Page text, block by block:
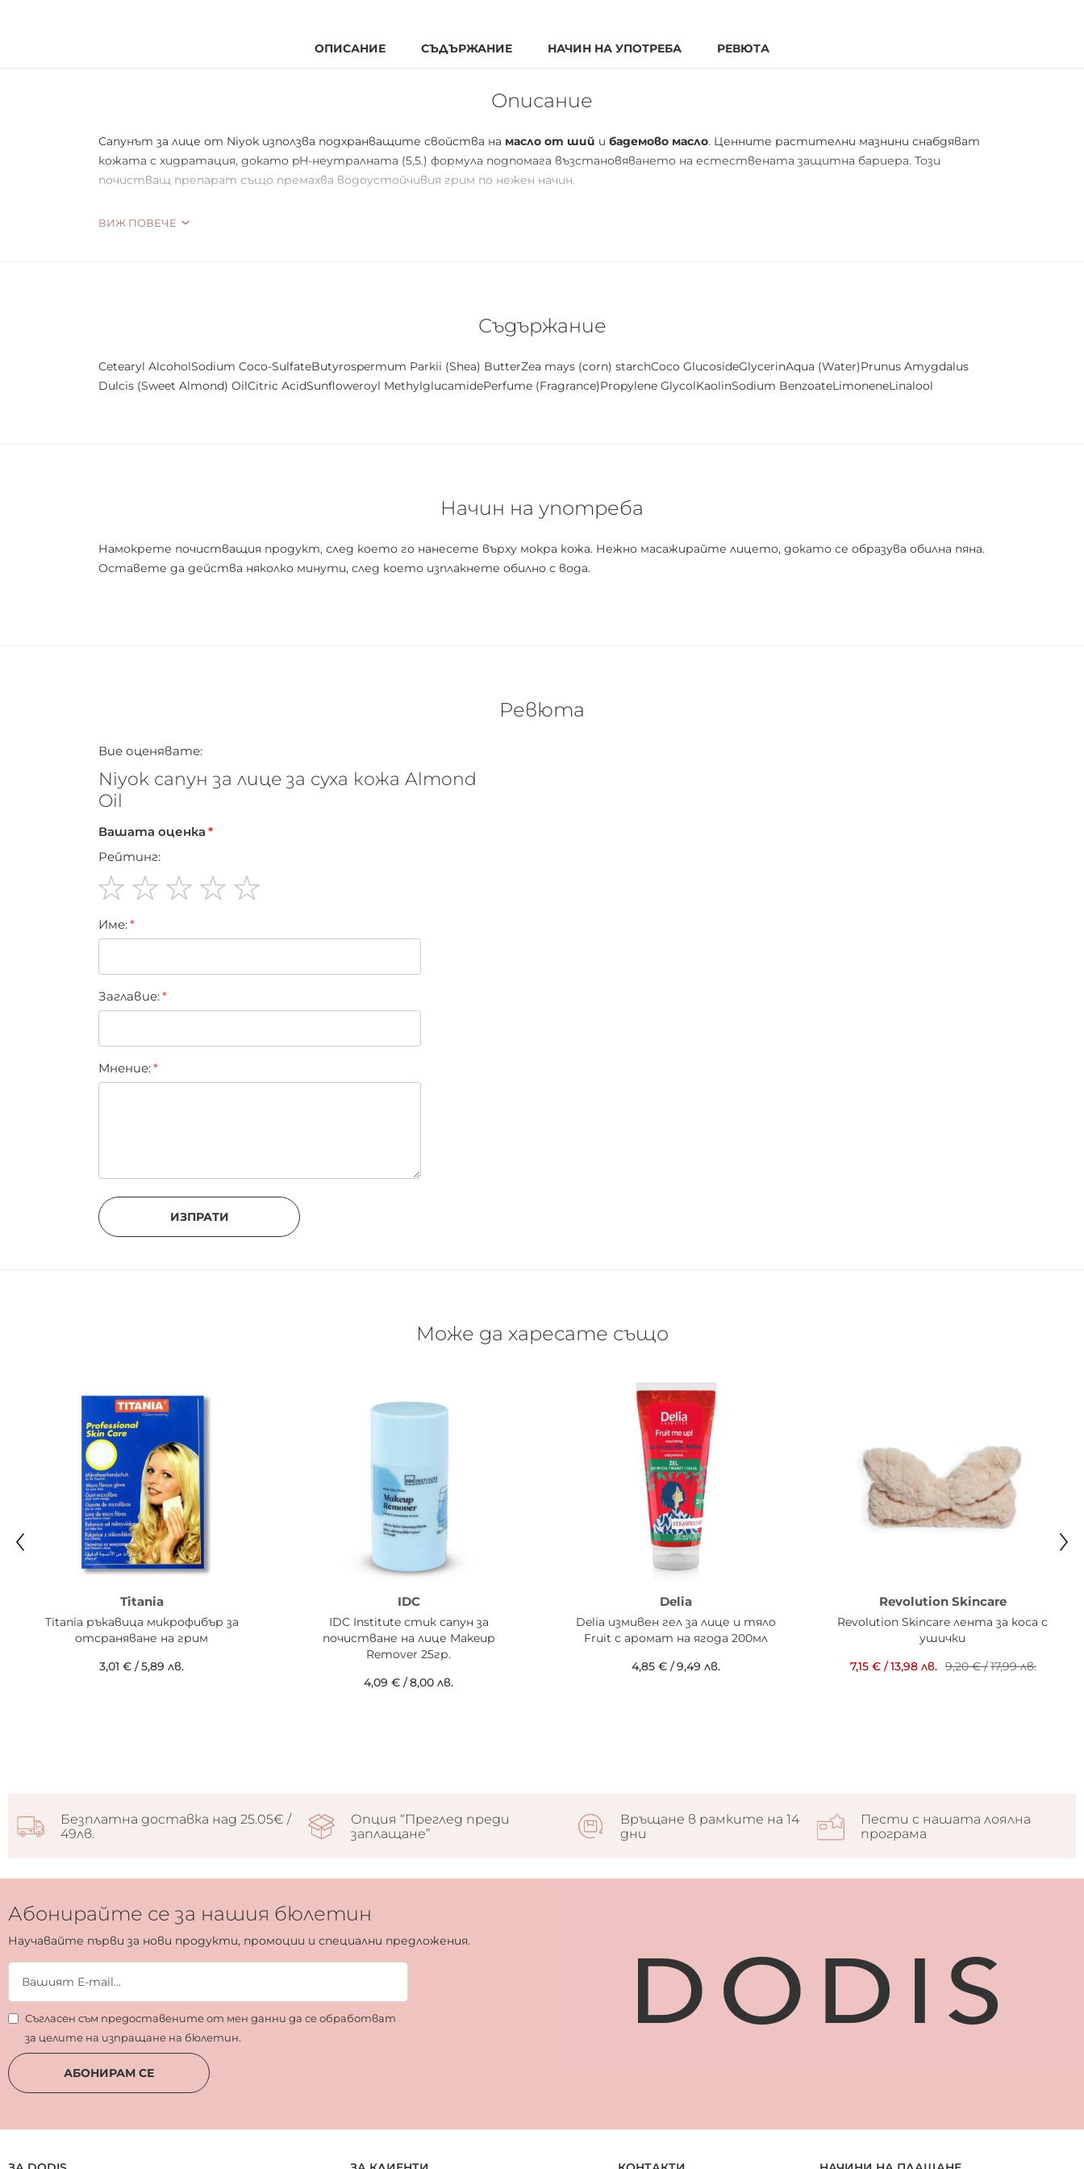
ОПИСАНИЕ СЪДЪРЖАНИЕ НАЧИН НА УПОТРЕБА РЕВЮТА
Описание
Сапунът за лице от Niyok използва подхранващите свойства на масло от ший и бадемово масло. Ценните растителни мазнини снабдяват
кожата с хидратация, докато pH-неутралната (5,5.) формула подпомага възстановяването на естествената защитна бариера. Този
почистващ препарат също премахва водоустойчивия грим по нежен начин.
ВИЖ ПОВЕЧЕ
Съдържание
Cetearyl AlcoholSodium Coco-SulfateButyrospermum Parkii (Shea) ButterZea mays (corn) starchCoco GlucosideGlycerinAqua (Water)Prunus Amygdalus
Dulcis (Sweet Almond) OilCitric AcidSunfloweroyl MethylglucamidePerfume (Fragrance)Propylene GlycolKaolinSodium BenzoateLimoneneLinalool
Начин на употреба
Намокрете почистващия продукт, след което го нанесете върху мокра кожа. Нежно масажирайте лицето, докато се образува обилна пяна.
Оставете да действа няколко минути, след което изплакнете обилно с вода.
Ревюта
Вие оценявате:
Niyok сапун за лице за суха кожа Almond
Oil
Вашата оценка
Рейтинг:
star
stars
stars
stars
stars
Име:
Заглавиe:
Мнение:
ИЗПРАТИ
Може да харесате също
Titania
Titania ръкавица микрофибър за
отсраняване на грим
3,01 € /5,89 лв.
IDC
IDC Institute стик сапун за
почистване на лице Makeup
Remover 25гр.
4,09 € /8,00 лв.
Delia
Delia измивен гел за лице и тяло
Fruit с аромат на ягода 200мл
4,85 €/9,49 лв.
Revolution Skincare
Revolution Skincare лента за коса с
ушички
7,15 € /13,98 лв. 9,20 €/17,99 лв.
Безплатна доставка над 25.05€ /
49лв.
Опция “Преглед преди
заплащане”
Връщане в рамките на 14
дни
Пести с нашата лоялна
програма
Абонирайте се за нашия бюлетин
Научавайте първи за нови продукти, промоции и специални предложения.
Съгласен съм предоставените от мен данни да се обработват
за целите на изпращане на бюлетин.
АБОНИРАМ СЕ